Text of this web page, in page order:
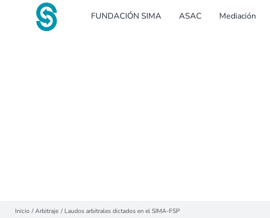
FUNDACIÓN SIMA ASAC Mediación
Inicio Arbitraje Laudos arbitrales dictados en el SIMA-FSP